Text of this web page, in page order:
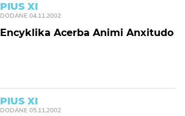
PIUS XI
DODANE 04.11.2002
Encyklika Acerba Animi Anxitudo
PIUS XI
DODANE 05.11.2002